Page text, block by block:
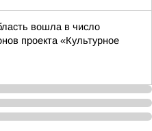
вошла в число
проекта «Культурное